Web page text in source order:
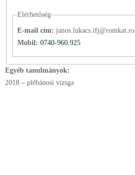
Elérhetőség
E-mail cím: janos.lukacs.ifj@romkat.ro
Mobil: 0740-960.925
Egyéb tanulmányok:
2018 – plébánosi vizsga